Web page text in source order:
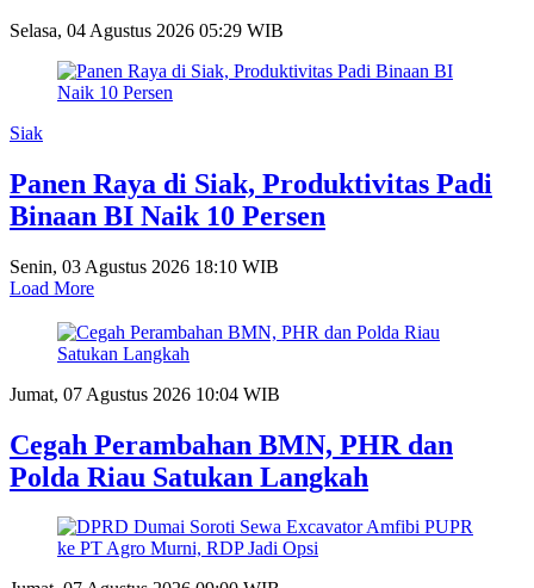
Selasa, 04 Agustus 2026 05:29 WIB
Siak
Panen Raya di Siak, Produktivitas Padi
Binaan BI Naik 10 Persen
Senin, 03 Agustus 2026 18:10 WIB
Load More
Jumat, 07 Agustus 2026 10:04 WIB
Cegah Perambahan BMN, PHR dan
Polda Riau Satukan Langkah